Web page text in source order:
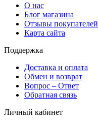
О нас
Блог магазина
Отзывы покупателей
Карта сайта
Поддержка
Доставка и оплата
Обмен и возврат
Вопрос – Ответ
Обратная связь
Личный кабинет